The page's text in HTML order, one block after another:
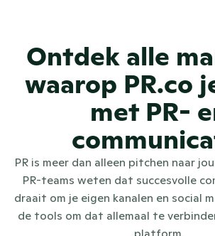
Ontdek alle
waarop PR.co
met PR-
PR is meer dan alleen pitchen naar
PR-teams weten dat succesvolle
draait om je eigen kanalen en social
de tools om dat allemaal te
platform.